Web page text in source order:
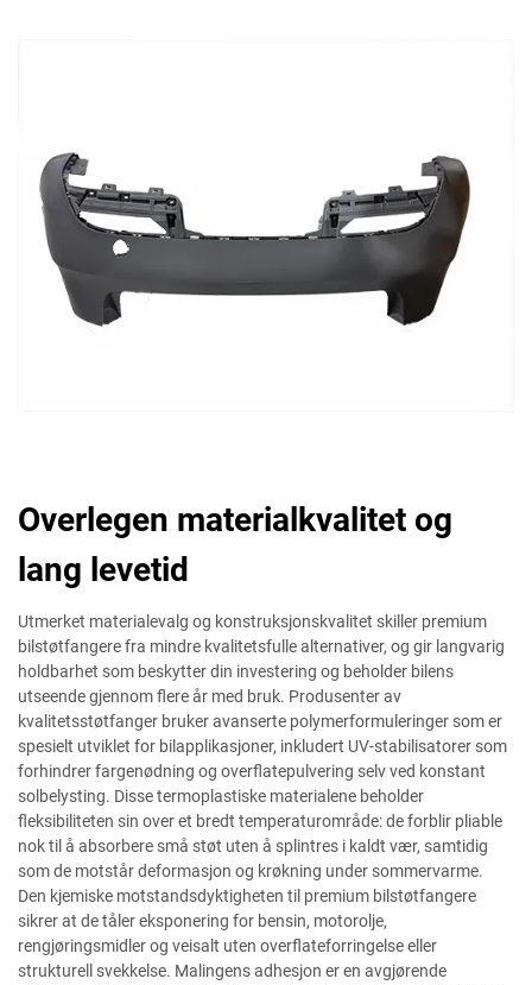
Overlegen materialkvalitet og
lang levetid
Utmerket materialevalg og konstruksjonskvalitet skiller premium
bilstøtfangere fra mindre kvalitetsfulle alternativer, og gir langvarig
holdbarhet som beskytter din investering og beholder bilens
utseende gjennom flere år med bruk. Produsenter av
kvalitetsstøtfanger bruker avanserte polymerformuleringer som er
spesielt utviklet for bilapplikasjoner, inkludert UV-stabilisatorer som
forhindrer fargenødning og overflatepulvering selv ved konstant
solbelysting. Disse termoplastiske materialene beholder
fleksibiliteten sin over et bredt temperaturområde: de forblir pliable
nok til å absorbere små støt uten å splintres i kaldt vær, samtidig
som de motstår deformasjon og krøkning under sommervarme.
Den kjemiske motstandsdyktigheten til premium bilstøtfangere
sikrer at de tåler eksponering for bensin, motorolje,
rengjøringsmidler og veisalt uten overflateforringelse eller
strukturell svekkelse. Malingens adhesjon er en avgjørende